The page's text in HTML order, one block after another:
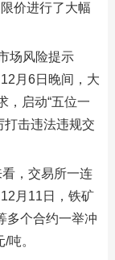
价进行了大幅
场风险提示
月6日晚间，大
，启动“五位一
打击违法违规交
，交易所一连
月11日，铁矿
多个合约一举冲
吨。